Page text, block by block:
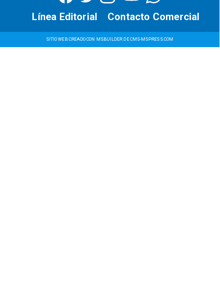
SITIO WEB CREADO CON MSBUILDER DE CMS-MSPRESS.COM
Contacto Comercial
Línea Editorial